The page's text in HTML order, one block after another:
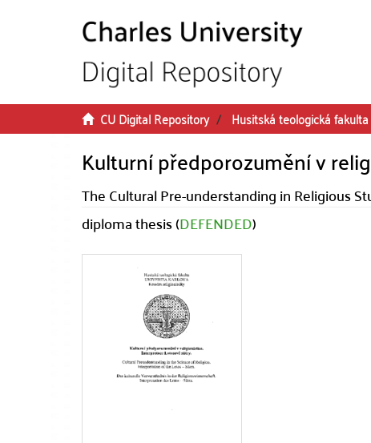
CU Digital Repository Husitská teologická fakulta
Kulturní předporozumění v
The Cultural Pre-understanding in Religious
diploma thesis (DEFENDED)